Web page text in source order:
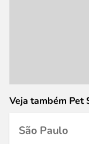
Veja também Pet
São Paulo